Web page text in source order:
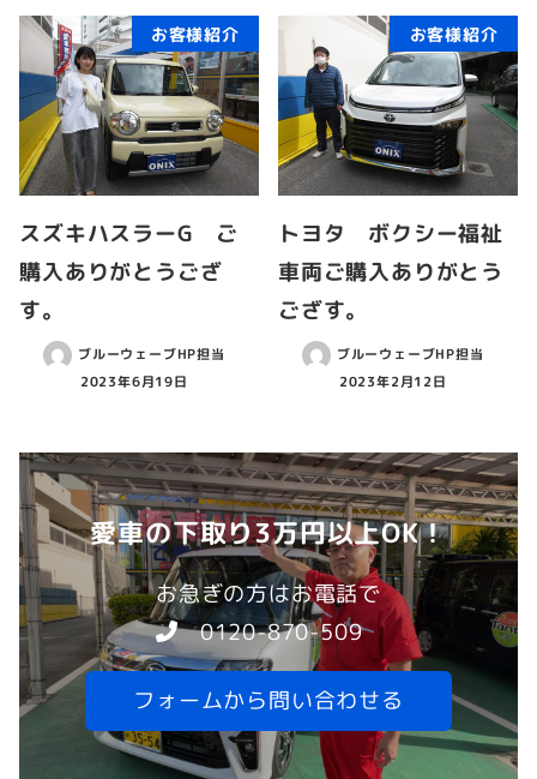
お客様紹介
スズキハスラーG ご
購入ありがとうござ
す。
ブルーウェーブHP担当
2023年6月19日
お客様紹介
トヨタ ボクシー福祉
車両ご購入ありがとう
ござす。
ブルーウェーブHP担当
2023年2月12日
愛車の下取り3万円以上OK！
お急ぎの方はお電話で
0120-870-509
フォームから問い合わせる